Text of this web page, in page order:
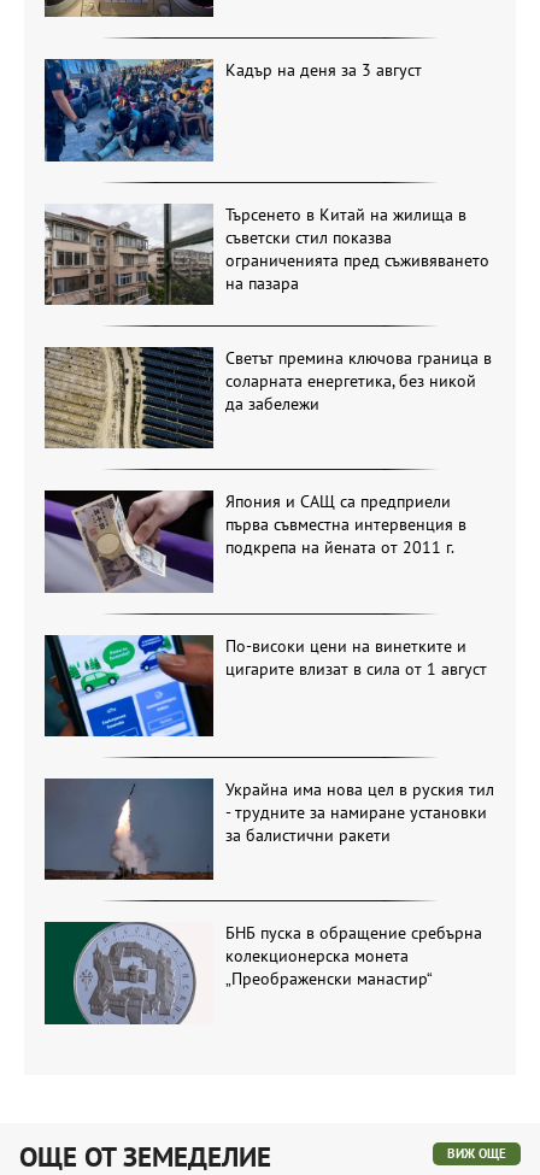
Кадър на деня за 3 август
Търсенето в Китай на жилища в
съветски стил показва
ограниченията пред съживяването
на пазара
Светът премина ключова граница в
соларната енергетика, без никой
да забележи
Япония и САЩ са предприели
първа съвместна интервенция в
подкрепа на йената от 2011 г.
По-високи цени на винетките и
цигарите влизат в сила от 1 август
Украйна има нова цел в руския тил
- трудните за намиране установки
за балистични ракети
БНБ пуска в обращение сребърна
колекционерска монета
„Преображенски манастир“
ОЩЕ ОТ ЗЕМЕДЕЛИЕ ВИЖ ОЩЕ